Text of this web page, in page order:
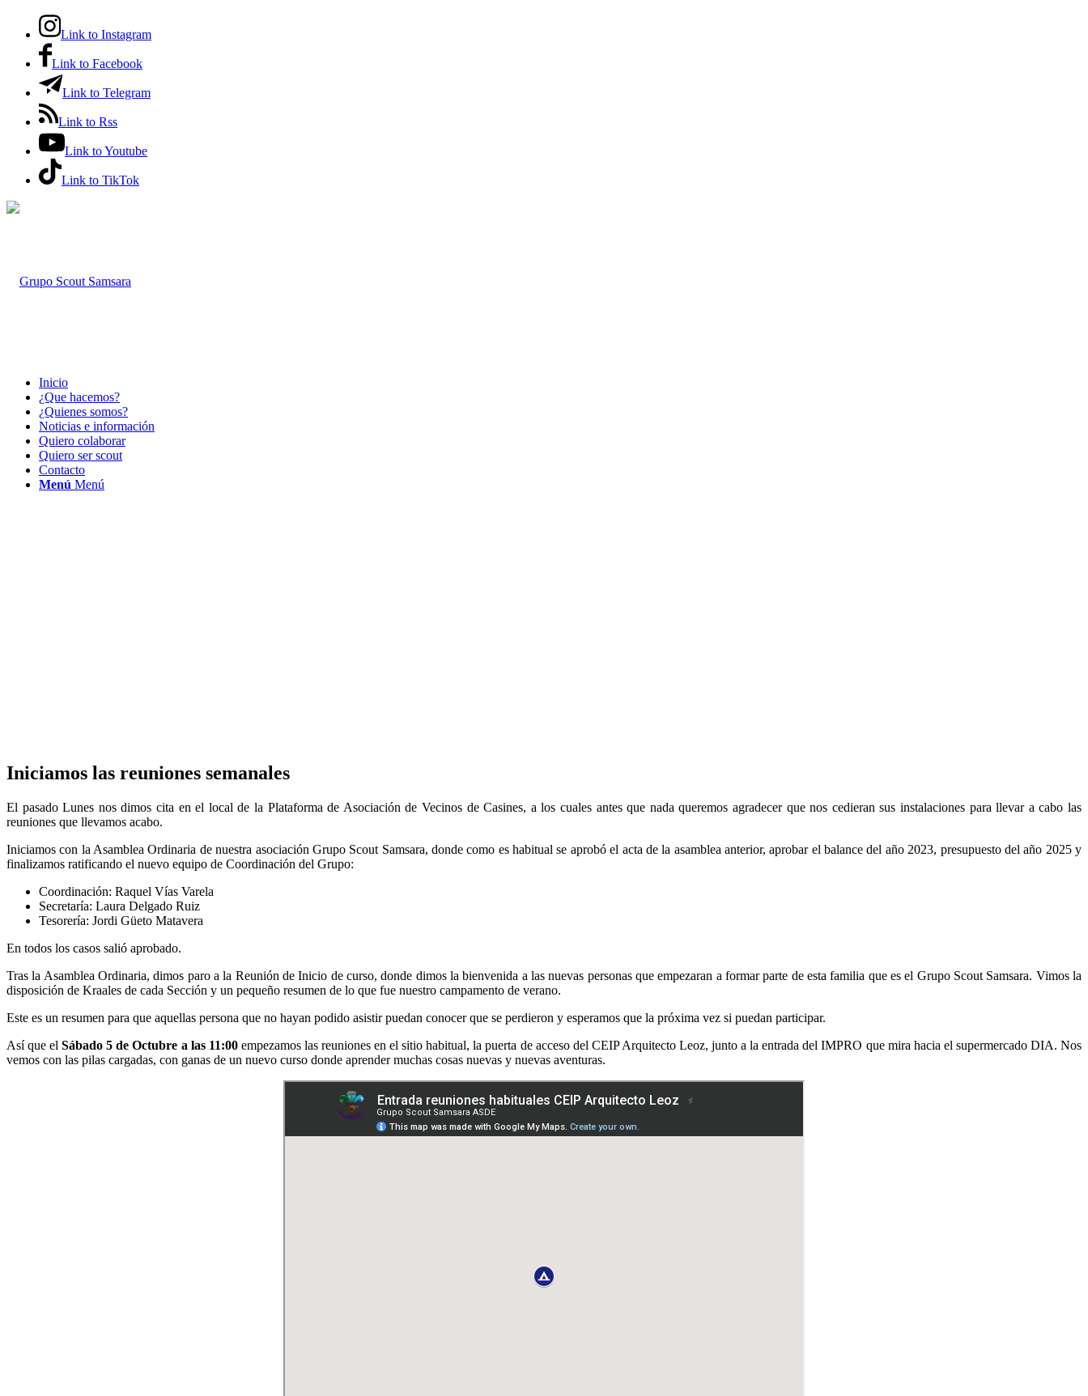
Link to Instagram
Link to Facebook
Link to Telegram
Link to Rss
Link to Youtube
Link to TikTok
Inicio
¿Que hacemos?
¿Quienes somos?
Noticias e información
Quiero colaborar
Quiero ser scout
Contacto
Menú Menú
Iniciamos las reuniones semanales
El pasado Lunes nos dimos cita en el local de la Plataforma de Asociación de Vecinos de Casines, a los cuales antes que nada queremos agradecer que nos cedieran sus instalaciones para llevar a cabo las
reuniones que llevamos acabo.
Iniciamos con la Asamblea Ordinaria de nuestra asociación Grupo Scout Samsara, donde como es habitual se aprobó el acta de la asamblea anterior, aprobar el balance del año 2023, presupuesto del año 2025 y
finalizamos ratificando el nuevo equipo de Coordinación del Grupo:
Coordinación: Raquel Vías Varela
Secretaría: Laura Delgado Ruiz
Tesorería: Jordi Güeto Matavera
En todos los casos salió aprobado.
Tras la Asamblea Ordinaria, dimos paro a la Reunión de Inicio de curso, donde dimos la bienvenida a las nuevas personas que empezaran a formar parte de esta familia que es el Grupo Scout Samsara. Vimos la
disposición de Kraales de cada Sección y un pequeño resumen de lo que fue nuestro campamento de verano.
Este es un resumen para que aquellas persona que no hayan podido asistir puedan conocer que se perdieron y esperamos que la próxima vez si puedan participar.
Así que elSábado 5 de Octubre a las 11:00empezamos las reuniones en el sitio habitual, la puerta de acceso del CEIP Arquitecto Leoz, junto a la entrada del IMPRO que mira hacia el supermercado DIA. Nos
vemos con las pilas cargadas, con ganas de un nuevo curso donde aprender muchas cosas nuevas y nuevas aventuras.